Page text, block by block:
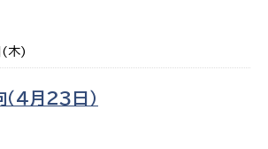
木)
４月２３日）